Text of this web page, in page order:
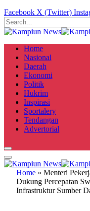
Facebook X (Twitter)
Home
Nasional
Daerah
Ekonomi
Politik
Hukrim
Inspirasi
Sportalery
Tendangan
Advertorial
Home » Menteri
Dukung Percepatan
Infrastruktur Sumber